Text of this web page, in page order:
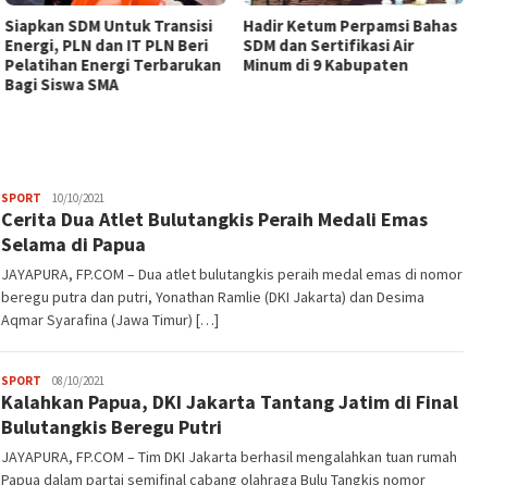
Siapkan SDM Untuk Transisi
Energi, PLN dan IT PLN Beri
Pelatihan Energi Terbarukan
Bagi Siswa SMA
Hadir Ketum Perpamsi Bahas
SDM dan Sertifikasi Air
Minum di 9 Kabupaten
SPORT JPatading
10/10/2021
Cerita Dua Atlet Bulutangkis Peraih Medali Emas
Selama di Papua
JAYAPURA, FP.COM – Dua atlet bulutangkis peraih medal emas di nomor
beregu putra dan putri, Yonathan Ramlie (DKI Jakarta) dan Desima
Aqmar Syarafina (Jawa Timur) […]
SPORT JPatading
08/10/2021
Kalahkan Papua, DKI Jakarta Tantang Jatim di Final
Bulutangkis Beregu Putri
JAYAPURA, FP.COM – Tim DKI Jakarta berhasil mengalahkan tuan rumah
Papua dalam partai semifinal cabang olahraga Bulu Tangkis nomor